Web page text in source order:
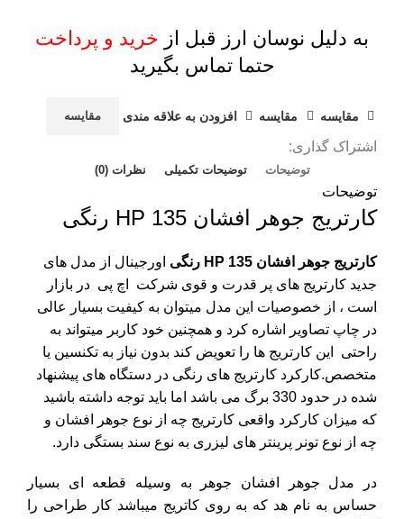
به دلیل نوسان ارز قبل از خرید و پرداخت
حتما تماس بگیرید
مقايسه مقایسه افزودن به علاقه مندی مقایسه
اشتراک گذاری:
توضیحات توضیحات تکمیلی نظرات (0)
توضیحات
کارتریج جوهر افشان 135 HP رنگی
کارتریج جوهر افشان 135 HP رنگی
اورجینال از مدل های
جدید کارتریج های پر قدرت و قوی شرکت
اچ پی در بازار
است ، از خصوصیات این مدل میتوان به کیفیت بسیار عالی
در چاپ تصاویر اشاره کرد و همچنین خود کاربر میتواند به
راحتی این کارتریج ها را تعویض کند بدون نیاز به تکنسین یا
متخصص.کارکرد کارتریج های رنگی در دستگاه های پیشنهاد
شده در حدود 330 برگ می باشد اما باید توجه داشته باشید
که میزان کارکرد واقعی کارتریج چه از نوع جوهر افشان و
چه از نوع تونر پرینتر های لیزری به نوع سند بستگی دارد.
در مدل جوهر افشان جوهر به وسیله قطعه ای بسیار
حساس به نام هد که به روی کاتریج میباشد کار طراحی را